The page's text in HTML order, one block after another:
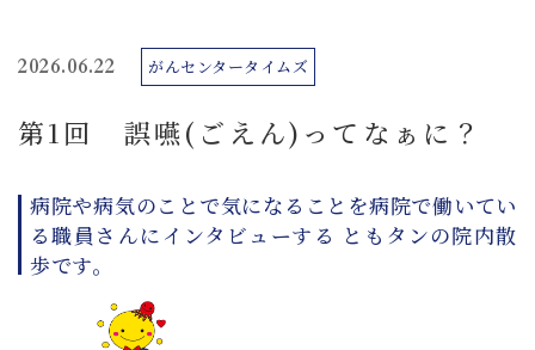
2026.06.22 がんセンタータイムズ
第1回 誤嚥(ごえん)ってなぁに？
病院や病気のことで気になることを病院で働いてい
る職員さんにインタビューする ともタンの院内散
歩です。